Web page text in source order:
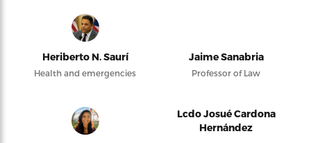
Heriberto N. Saurí
Health and emergencies
Jaime Sanabria
Professor of Law
Lcdo Josué Cardona
Hernández